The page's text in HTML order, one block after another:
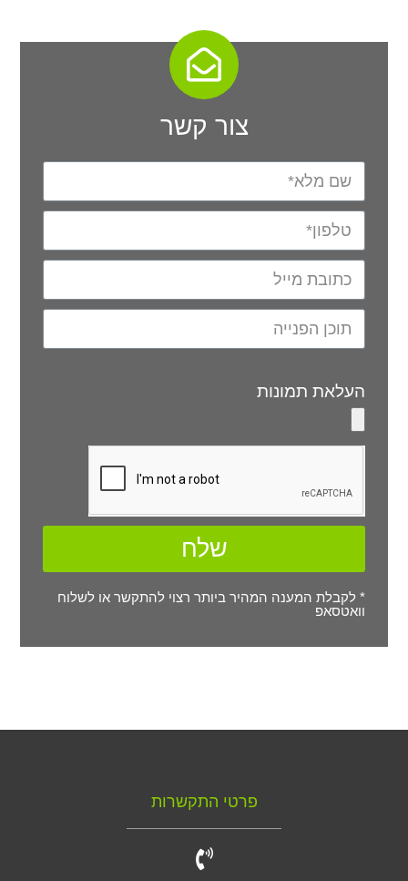
צור קשר
העלאת תמונות
שלח
* לקבלת המענה המהיר ביותר רצוי להתקשר או לשלוח
וואטסאפ
פרטי התקשרות